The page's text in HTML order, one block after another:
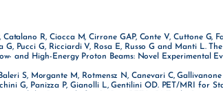
R, Ciocca M, Cirrone GAP, Conte V, Cuttone G,
Pucci G, Ricciardi V, Rosa E, Russo G and Manti L.
and High-Energy Proton Beams: Novel Experimental
S, Morgante M, Rotmensz N, Canevari C, Gallivanone
G, Panizza P, Gianolli L, Gentilini OD. PET/MRI for